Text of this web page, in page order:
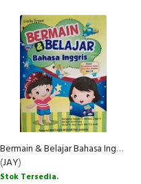
Bermain & Belajar Bahasa Inggris (PAUD dan TK)
(JAY)
Stok Tersedia.